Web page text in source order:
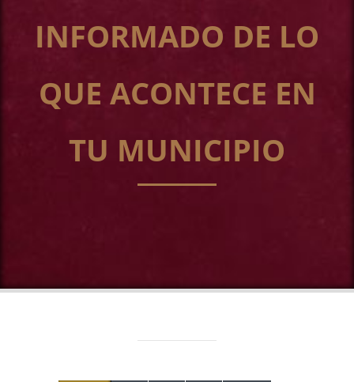
INFORMADO DE LO
QUE ACONTECE EN
TU MUNICIPIO